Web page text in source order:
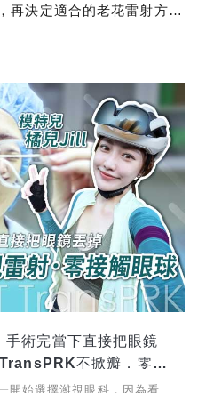
再決定適合的老花雷射方
術完當下直接把眼鏡
不掀瓣．零接
開始選擇濰視眼科，因為看